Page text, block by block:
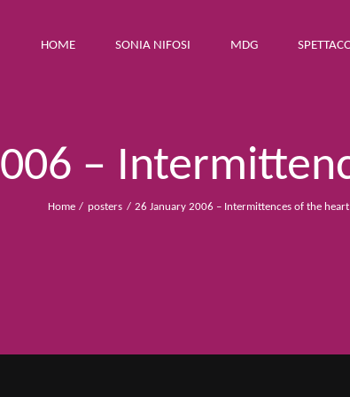
HOME SONIA NIFOSI MDG
–
Home posters 26 January 2006 – Intermittences of the heart